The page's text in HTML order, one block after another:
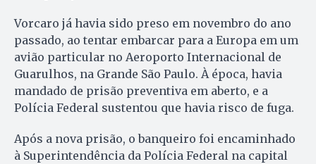
Vorcaro já havia sido preso em novembro do ano
passado, ao tentar embarcar para a Europa em um
avião particular no Aeroporto Internacional de
Guarulhos, na Grande São Paulo. À época, havia
mandado de prisão preventiva em aberto, e a
Polícia Federal sustentou que havia risco de fuga.
Após a nova prisão, o banqueiro foi encaminhado
à Superintendência da Polícia Federal na capital